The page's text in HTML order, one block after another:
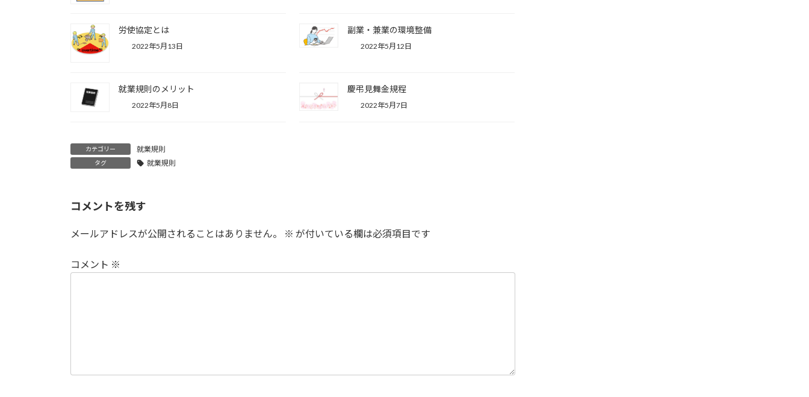
労使協定とは
2022年5月13日
副業・兼業の環境整備
2022年5月12日
就業規則のメリット
2022年5月8日
慶弔見舞金規程
2022年5月7日
カテゴリー 就業規則
タグ 就業規則
コメントを残す
メールアドレスが公開されることはありません。 ※ が付いている欄は必須項目です
コメント ※